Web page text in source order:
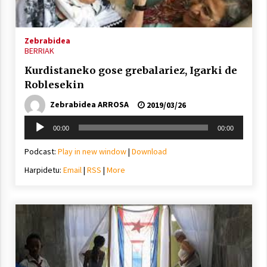
2021/11/25
eta ondoren zer?
2021/11/12
Arrosaren IX. Topaketak – Mila
esker guztioi!
2021/11/11
Zebrabidea
BERRIAK
Kurdistaneko gose grebalariez, Igarki de
Roblesekin
Zebrabidea ARROSA
2019/03/26
Soinu
erreproduzigailua
00:00 00:00
Podcast: Play in new window| Download
Harpidetu: Email| RSS | More